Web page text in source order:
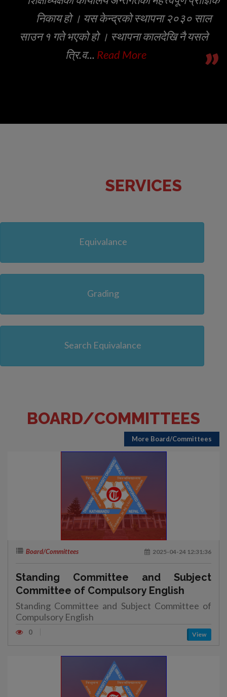
निकाय हो । यस केन्द्रको स्थापना २०३० साल
साउन १ गते भएको हो । स्थापना कालदेखि नै यसले
त्रि.व... Read More ”
SERVICES
Equivalance
Grading
Search Equivalance
BOARD/COMMITTEES
More Board/Committees
Board/Committees 2025-04-24 12:31:36
Standing Committee and Subject
Committee of Compulsory English
Standing Committee and Subject Committee of
Compulsory English
0 View